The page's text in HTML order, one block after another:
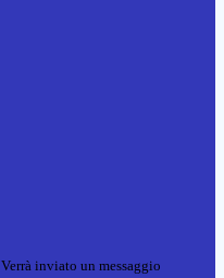
Verrà inviato un messaggio